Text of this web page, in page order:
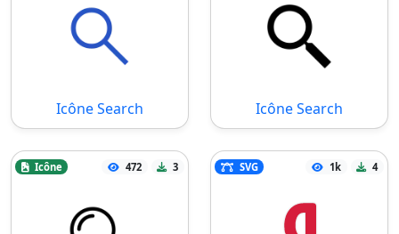
Icône Search Icône Search
Icône 472 3 SVG 1k 4